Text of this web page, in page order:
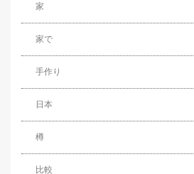
家
家で
手作り
日本
樽
比較